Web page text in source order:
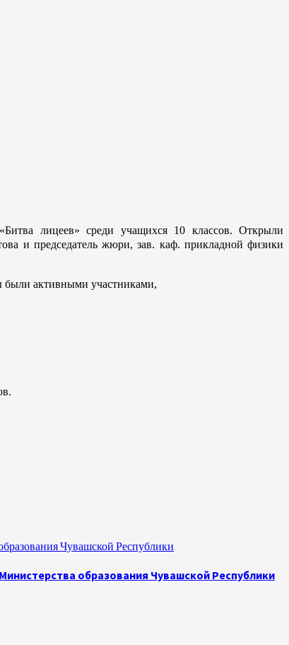
лицеев» среди учащихся 10 классов. Открыли
и председатель жюри, зав. каф. прикладной физики
были активными участниками,
Чувашской Республики
образования Чувашской Республики